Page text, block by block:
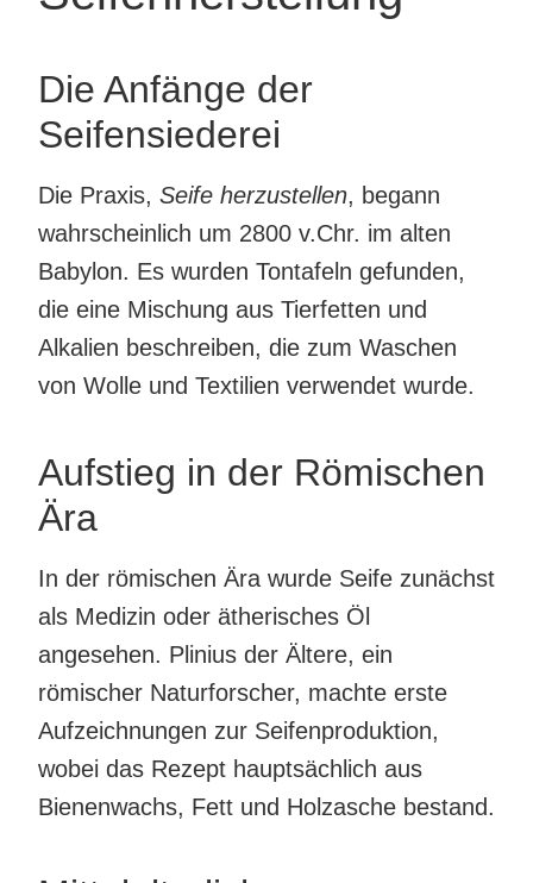
Die Anfänge der
Seifensiederei
Die Praxis, Seife herzustellen, begann
wahrscheinlich um 2800 v.Chr. im alten
Babylon. Es wurden Tontafeln gefunden,
die eine Mischung aus Tierfetten und
Alkalien beschreiben, die zum Waschen
von Wolle und Textilien verwendet wurde.
Aufstieg in der Römischen
Ära
In der römischen Ära wurde Seife zunächst
als Medizin oder ätherisches Öl
angesehen. Plinius der Ältere, ein
römischer Naturforscher, machte erste
Aufzeichnungen zur Seifenproduktion,
wobei das Rezept hauptsächlich aus
Bienenwachs, Fett und Holzasche bestand.